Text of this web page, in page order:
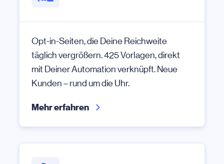
Opt-in-Seiten, die Deine Reichweite
täglich vergrößern. 425 Vorlagen, direkt
mit Deiner Automation verknüpft. Neue
Kunden – rund um die Uhr.
Mehr erfahren